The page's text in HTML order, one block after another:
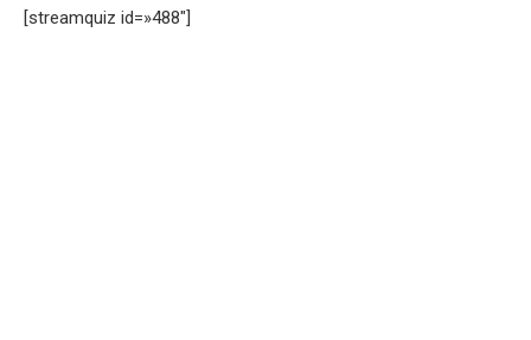
[streamquiz id=»488″]